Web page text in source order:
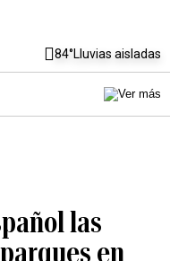
84°Lluvias aisladas
las
en